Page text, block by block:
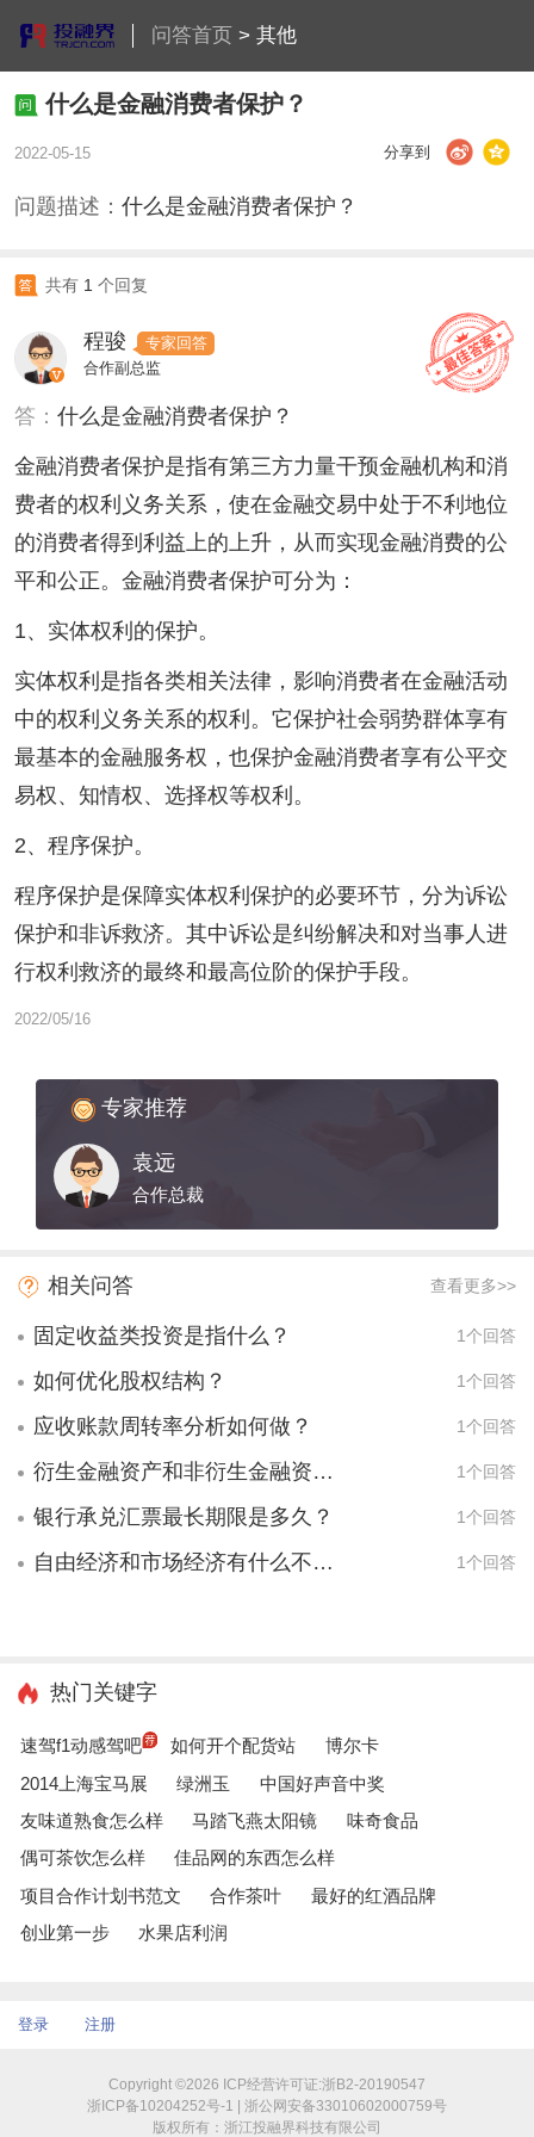
问答首页> 其他
什么是金融消费者保护？
2022-05-15 分享到
问题描述： 什么是金融消费者保护？
共有 1 个回复
程骏
专家回答
合作副总监
答： 什么是金融消费者保护？
金融消费者保护是指有第三方力量干预金融机构和消
费者的权利义务关系，使在金融交易中处于不利地位
的消费者得到利益上的上升，从而实现金融消费的公
平和公正。金融消费者保护可分为：
1、实体权利的保护。
实体权利是指各类相关法律，影响消费者在金融活动
中的权利义务关系的权利。它保护社会弱势群体享有
最基本的金融服务权，也保护金融消费者享有公平交
易权、知情权、选择权等权利。
2、程序保护。
程序保护是保障实体权利保护的必要环节，分为诉讼
保护和非诉救济。其中诉讼是纠纷解决和对当事人进
行权利救济的最终和最高位阶的保护手段。
2022/05/16
专家推荐
袁远
合作总裁
相关问答 查看更多>>
固定收益类投资是指什么？ 1个回答
如何优化股权结构？ 1个回答
应收账款周转率分析如何做？ 1个回答
衍生金融资产和非衍生金融资产有什么区别？ 1个回答
银行承兑汇票最长期限是多久？ 1个回答
自由经济和市场经济有什么不同？ 1个回答
热门关键字
速驾f1动感驾吧 如何开个配货站
博尔卡
2014上海宝马展
绿洲玉
中国好声音中奖
友味道熟食怎么样
马踏飞燕太阳镜
味奇食品
偶可茶饮怎么样
佳品网的东西怎么样
项目合作计划书范文
合作茶叶
最好的红酒品牌
创业第一步
水果店利润
登录 注册
Copyright ©2026 ICP经营许可证:浙B2-20190547
浙ICP备10204252号-1 | 浙公网安备33010602000759号
版权所有：浙江投融界科技有限公司